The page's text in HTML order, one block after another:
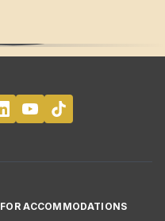
FOR ACCOMMODATIONS